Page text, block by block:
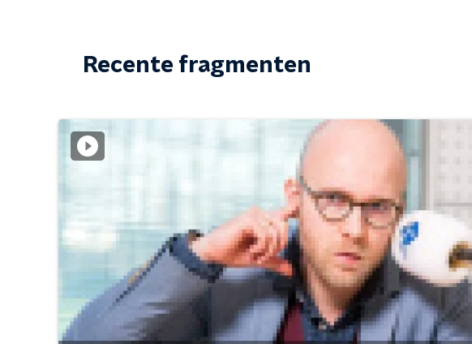
Recente fragmenten